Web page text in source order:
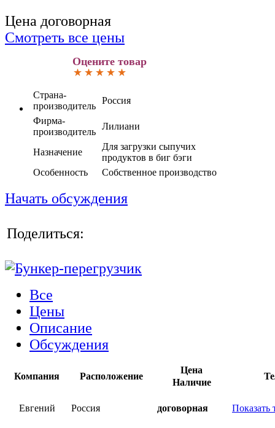
Цена договорная
Смотреть все цены
Оцените товар
Страна-
производитель
Россия
Фирма-
производитель
Лилиани
Назначение
Для загрузки сыпучих
продуктов в биг бэги
Особенность
Собственное производство
Начать обсуждения
Поделиться:
Все
Цены
Описание
Обсуждения
Компания Расположение
Цена
Наличие
Евгений Россия договорная Показать